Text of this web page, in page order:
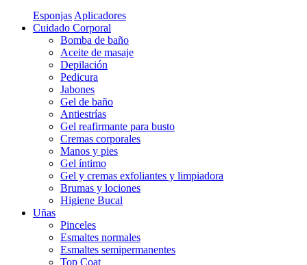
Esponjas Aplicadores
Cuidado Corporal
Bomba de baño
Aceite de masaje
Depilación
Pedicura
Jabones
Gel de baño
Antiestrías
Gel reafirmante para busto
Cremas corporales
Manos y pies
Gel íntimo
Gel y cremas exfoliantes y limpiadora
Brumas y lociones
Higiene Bucal
Uñas
Pinceles
Esmaltes normales
Esmaltes semipermanentes
Top Coat